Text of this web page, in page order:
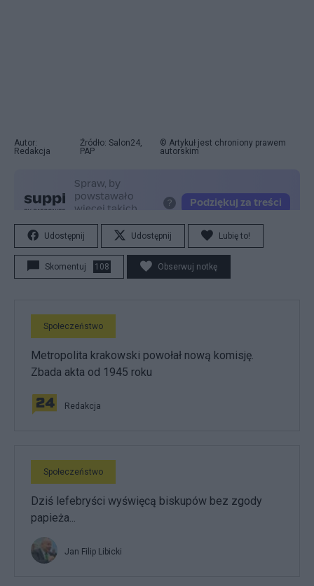
Autor:
Redakcja
Źródło: Salon24,
PAP
© Artykuł jest chroniony prawem
autorskim
Udostępnij Udostępnij Lubię to!
Skomentuj 108 Obserwuj notkę
Społeczeństwo
Metropolita krakowski powołał nową komisję.
Zbada akta od 1945 roku
Redakcja
Społeczeństwo
Dziś lefebryści wyświęcą biskupów bez zgody
papieża...
Jan Filip Libicki